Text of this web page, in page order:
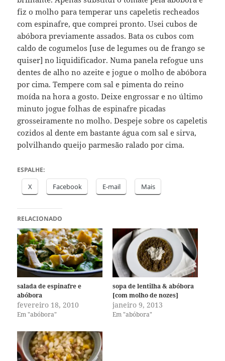
fiz o molho para temperar uns capeletis recheados
com espinafre, que comprei pronto. Usei cubos de
abóbora previamente assados. Bata os cubos com
caldo de cogumelos [use de legumes ou de frango se
quiser] no liquidificador. Numa panela refogue uns
dentes de alho no azeite e jogue o molho de abóbora
por cima. Tempere com sal e pimenta do reino
moída na hora a gosto. Deixe engrossar e no último
minuto jogue folhas de espinafre picadas
grosseiramente no molho. Despeje sobre os capeletis
cozidos al dente em bastante água com sal e sirva,
polvilhando queijo parmesão ralado por cima.
ESPALHE:
X Facebook E-mail Mais
RELACIONADO
salada de espinafre e
abóbora
fevereiro 18, 2010
Em "abóbora"
sopa de lentilha & abóbora
[com molho de nozes]
janeiro 9, 2013
Em "abóbora"